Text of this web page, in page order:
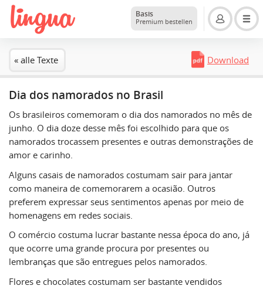
Basis
Premium bestellen
« alle Texte Download
Dia dos namorados no Brasil
Os brasileiros comemoram o dia dos namorados no mês de
junho. O dia doze desse mês foi escolhido para que os
namorados trocassem presentes e outras demonstrações de
amor e carinho.
Alguns casais de namorados costumam sair para jantar
como maneira de comemorarem a ocasião. Outros
preferem expressar seus sentimentos apenas por meio de
homenagens em redes sociais.
O comércio costuma lucrar bastante nessa época do ano, já
que ocorre uma grande procura por presentes ou
lembranças que são entregues pelos namorados.
Flores e chocolates costumam ser bastante vendidos